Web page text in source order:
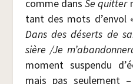
comme dansSe quit­ter
tant des mots d’envol
Dans des déserts de
sière /​Je
moment sus­pen­du
mais pas seule­ment